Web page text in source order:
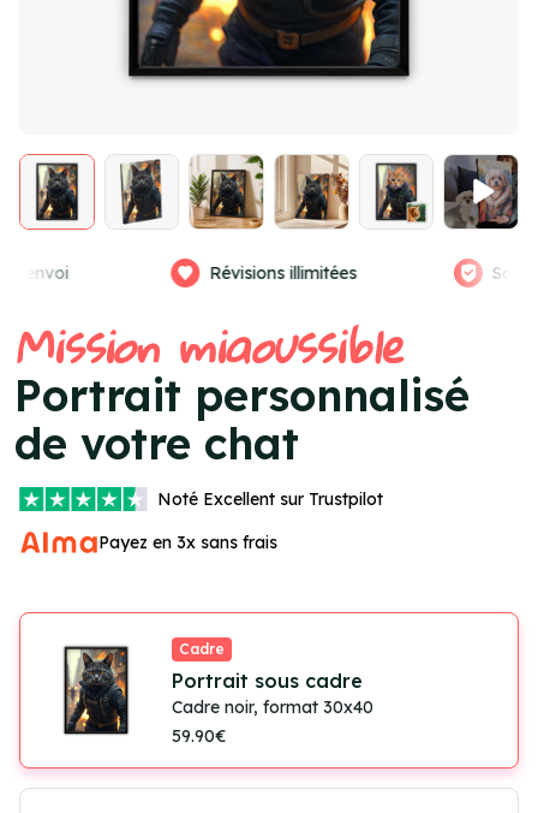
Satisfaction garantie
4
of
4
Mission miaoussible
Portrait personnalisé
de votre chat
Noté Excellent sur Trustpilot
Payez en 3x sans frais
Cadre
Portrait sous cadre
Cadre noir, format 30x40
59.90€